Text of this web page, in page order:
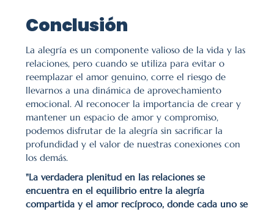
Conclusión
La alegría es un componente valioso de la vida y las
relaciones, pero cuando se utiliza para evitar o
reemplazar el amor genuino, corre el riesgo de
llevarnos a una dinámica de aprovechamiento
emocional. Al reconocer la importancia de crear y
mantener un espacio de amor y compromiso,
podemos disfrutar de la alegría sin sacrificar la
profundidad y el valor de nuestras conexiones con
los demás.
"La verdadera plenitud en las relaciones se
encuentra en el equilibrio entre la alegría
compartida y el amor recíproco, donde cada uno se